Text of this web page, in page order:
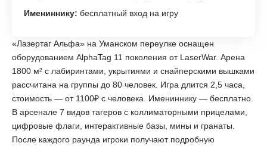
Имениннику: бесплатный вход на игру
«Лазертаг Альфа» на Уманском переулке оснащен
оборудованием AlphaTag 11 поколения от LaserWar. Арена
1800 м² с лабиринтами, укрытиями и снайперскими вышками
рассчитана на группы до 80 человек. Игра длится 2,5 часа,
стоимость — от 1100₽ с человека. Имениннику — бесплатно.
В арсенале 7 видов тагеров с коллиматорными прицелами,
цифровые флаги, интерактивные базы, мины и гранаты.
После каждого раунда игроки получают подробную